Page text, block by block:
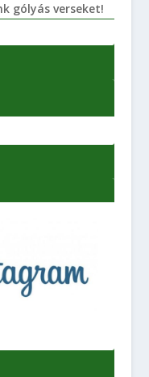
gólyás verseket!